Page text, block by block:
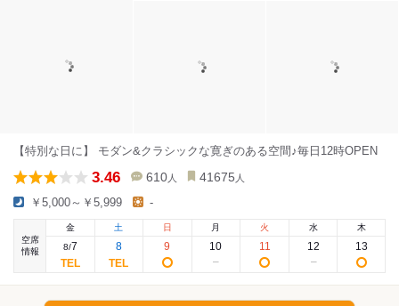
【特別な日に】 モダン&クラシックな寛ぎのある空間♪毎日12時OPEN
3.46 610 人 41675 人
￥5,000～￥5,999 -
空席
情報
金
8/7
土
8
日
9
月
10
火
11
水
12
木
13